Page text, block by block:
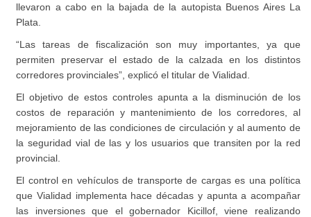
llevaron a cabo en la bajada de la autopista Buenos Aires La
Plata.
“Las tareas de fiscalización son muy importantes, ya que
permiten preservar el estado de la calzada en los distintos
corredores provinciales”, explicó el titular de Vialidad.
El objetivo de estos controles apunta a la disminución de los
costos de reparación y mantenimiento de los corredores, al
mejoramiento de las condiciones de circulación y al aumento de
la seguridad vial de las y los usuarios que transiten por la red
provincial.
El control en vehículos de transporte de cargas es una política
que Vialidad implementa hace décadas y apunta a acompañar
las inversiones que el gobernador Kicillof, viene realizando